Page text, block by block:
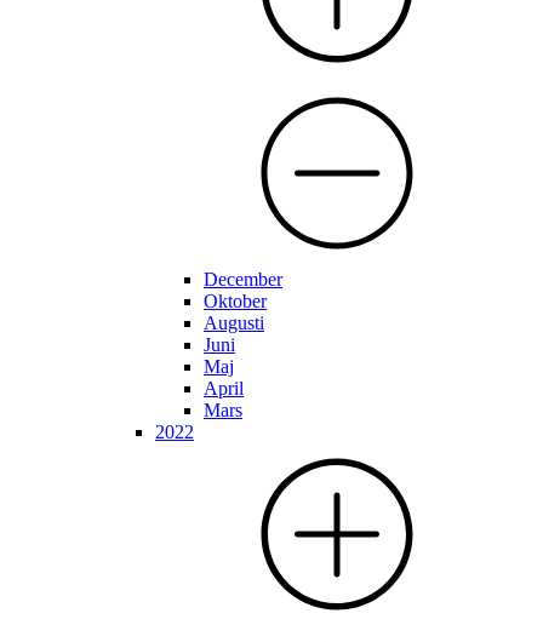
December
Oktober
Augusti
Juni
Maj
April
Mars
2022